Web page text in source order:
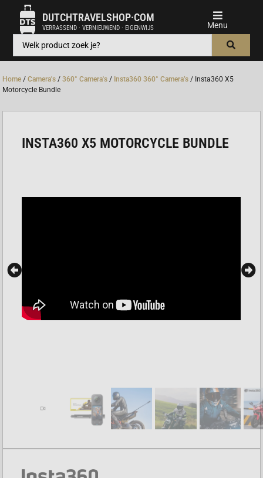
DUTCHTRAVELSHOP·COM
VERRASSEND · VERNIEUWEND · EIGENWIJS
Home /Camera's /360° Camera's / Insta360 360° Camera’s / Insta360 X5
Motorcycle Bundle
INSTA360 X5 MOTORCYCLE BUNDLE